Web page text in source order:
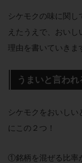
シケモクの味に関し
えたうえで、おい
理由を書いていきま
うまいと言われ
シケモクをおいしい
にこの２つ！
①銘柄を混ぜる比率